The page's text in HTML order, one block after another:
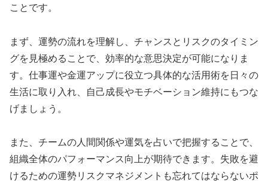
ことです。
まず、運勢の流れを理解し、チャンスとリスクのタイミン
グを見極めることで、効率的な意思決定が可能になりま
す。仕事運や金運アップに役立つ具体的な活用術を日々の
生活に取り入れ、自己成長やモチベーション維持にもつな
げましょう。
また、チームの人間関係や運気を占いで把握することで、
組織全体のパフォーマンス向上が期待できます。失敗を避
けるための運勢リスクマネジメントも忘れてはならないポ